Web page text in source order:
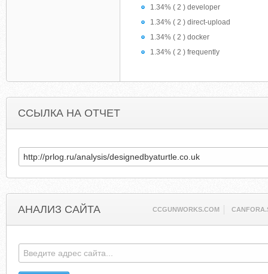
1.34% ( 2 ) developer
1.34% ( 2 ) direct-upload
1.34% ( 2 ) docker
1.34% ( 2 ) frequently
ССЫЛКА НА ОТЧЕТ
АНАЛИЗ САЙТА CCGUNWORKS.COM